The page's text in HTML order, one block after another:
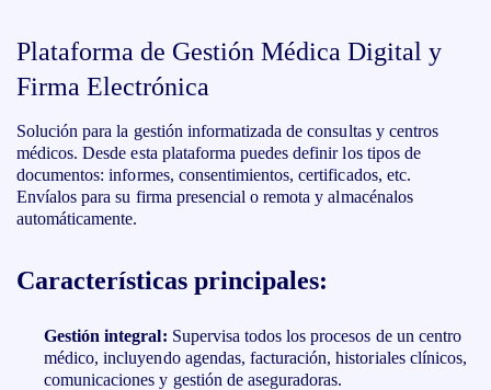
Plataforma de Gestión Médica Digital y
Firma Electrónica
Solución para la gestión informatizada de consultas y centros
médicos. Desde esta plataforma puedes definir los tipos de
documentos: informes, consentimientos, certificados, etc.
Envíalos para su firma presencial o remota y almacénalos
automáticamente.
Características principales:
Gestión integral: Supervisa todos los procesos de un centro
médico, incluyendo agendas, facturación, historiales clínicos,
comunicaciones y gestión de aseguradoras.